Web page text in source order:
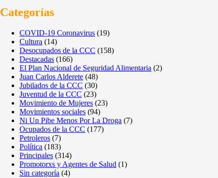
Categorías
COVID-19 Coronavirus (19)
Cultura (14)
Desocupados de la CCC (158)
Destacadas (166)
El Plan Nacional de Seguridad Alimentaria (2)
Juan Carlos Alderete (48)
Jubilados de la CCC (30)
Juventud de la CCC (23)
Movimiento de Mujeres (23)
Movimientos sociales (94)
Ni Un Pibe Menos Por La Droga (7)
Ocupados de la CCC (177)
Petroleros (7)
Política (183)
Principales (314)
Promotorxs y Agentes de Salud (1)
Sin categoría (4)